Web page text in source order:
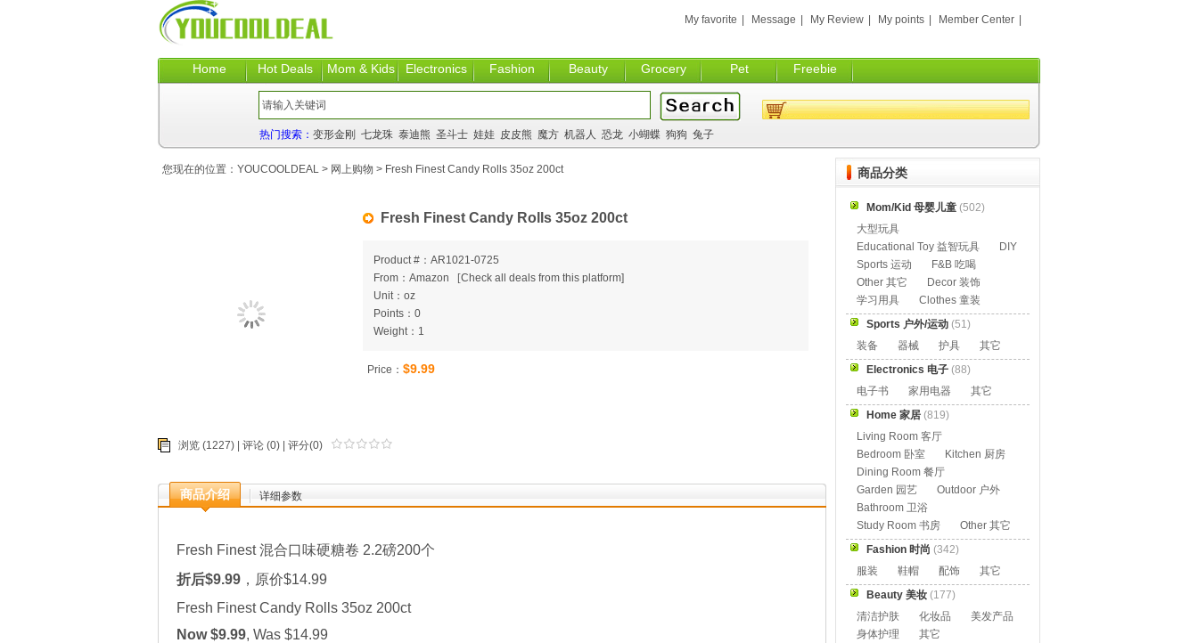
Home Hot Deals Mom & Kids Electronics Fashion Beauty Grocery Pet Freebie
My favorite Message My Review My points Member Center
热门搜索： 变形金刚 七龙珠 泰迪熊 圣斗士 娃娃 皮皮熊 魔方 机器人 恐龙 小蝴蝶 狗狗 兔子
Fresh Finest Candy Rolls 35oz 200ct
Product #：AR1021-0725
From：Amazon
[Check all deals from this platform]
Unit：oz
Points：0
Weight：1
Price： $9.99
浏览 (1227) | 评论 (0) | 评分(0)
商品介绍 详细参数
Fresh Finest 混合口味硬糖卷 2.2磅200个
折后$9.99 ，原价$14.99
Fresh Finest Candy Rolls 35oz 200ct
Now $9.99, Was $14.99
您现在的位置： YOUCOOLDEAL > 网上购物 > Fresh Finest Candy Rolls 35oz 200ct 商品分类
Mom/Kid 母婴儿童 (502)
大型玩具
Educational Toy 益智玩具
DIY
Sports 运动
F&B 吃喝
Other 其它
Decor 装饰
学习用具
Clothes 童装
Sports 户外/运动 (51)
装备
器械 护具
其它
Electronics 电子 (88)
电子书
家用电器
其它
Home 家居 (819)
Living Room 客厅
Bedroom 卧室
Kitchen 厨房
Dining Room 餐厅
Garden 园艺
Outdoor 户外
Bathroom 卫浴
Study Room 书房
Other 其它
Fashion 时尚 (342)
服装
鞋帽 配饰
其它
Beauty 美妆 (177)
清洁护肤
化妆品
美发产品
身体护理
其它